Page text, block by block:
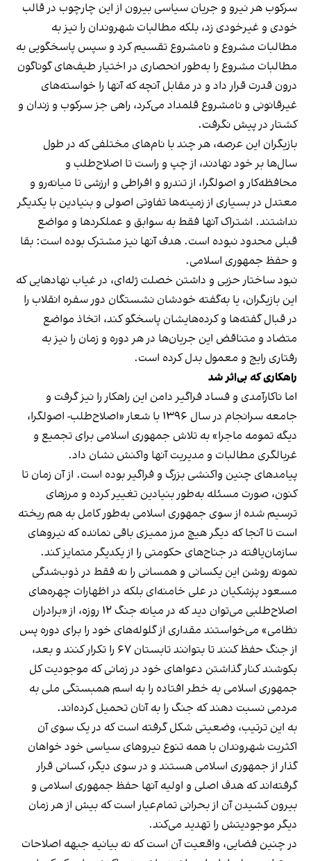
سرکوب هر نیرو و جریان سیاسی بیرون از این چارچوب در قالب
خودی و غیرخودی زد، بلکه مطالبات شهروندان را نیز به
مطالبات مشروع و نامشروع تقسیم کرد و سپس پاسخگویی به
مطالبات مشروع را به‌طور انحصاری در اختیار طیف‌های گوناگون
درون قدرت قرار داد و در مقابل آنچه که آنها را خواسته‌های
غیرقانونی و نامشروع قلمداد می‌کرد، راهی جز سرکوب و زندان و
کشتار در پیش نگرفت.
بازیگران این عرصه، هر چند با نام‌های مختلفی که در طول
سال‌ها بر خود نهادند، از چپ و راست تا اصلاح‌طلب و
محافظه‌کار و اصولگرا، از تندرو و افراطی و ارزشی تا میانه‌رو و
معتدل در بسیاری از زمینه‌ها تفاوتی اصولی و بنیادین با یکدیگر
نداشتند. اشتراک آنها فقط به سوابق و عملکردها و مواضع
قبلی محدود نبوده است. هدف آنها نیز مشترک بوده است: بقا
و حفظ جمهوری اسلامی.
نبود ساختار حزبی و داشتن خصلت ژله‌ای، در غیاب نهادهایی که
این بازیگران، یا به‌گفته خودشان نشستگان دور سفره انقلاب را
در قبال گفته‌ها و کرده‎‌هایشان پاسخگو کند، اتخاذ مواضع
متضاد و متناقض این جریان‌ها در هر دوره و زمان را نیز به
رفتاری رایج و معمول بدل کرده است.
راهکاری که بی‌اثر شد
اما ناکارآمدی و فساد فراگیر دامن این راهکار را نیز گرفت و
جامعه سرانجام در سال ۱۳۹۶ با شعار «اصلاح‌طلب- اصولگرا،
دیگه تمومه ماجرا» به تلاش جمهوری اسلامی برای تجمیع و
غربالگری مطالبات و مدیریت آنها واکنش نشان داد.
پیامدهای چنین واکنشی بزرگ و فراگیر بوده است. از آن زمان تا
کنون، صورت مسئله به‌طور بنیادین تغییر کرده و مرزهای
ترسیم شده از سوی جمهوری اسلامی به‌طور کامل به هم ریخته
است تا آنجا که دیگر هیچ مرز ممیزی باقی نمانده که نیروهای
سازمان‌یافته در جناح‌های حکومتی را از یکدیگر متمایز کند.
نمونه روشن این یکسانی و همسانی را نه فقط در ذوب‌شدگی
مسعود پزشکیان در علی خامنه‌ای بلکه در اظهارات چهره‌های
اصلاح‌طلبی می‌توان دید که در میانه جنگ ۱۲ روزه، از «برادران
نظامی» می‌خواستند مقداری از گلوله‌های خود را برای دوره پس
از جنگ حفظ کنند تا بتوانند تابستان ۶۷ را تکرار کنند و بعد،
بکوشند کنار گذاشتن دعواهای خود در زمانی که موجودیت کل
جمهوری اسلامی به خطر افتاده را به اسم همبستگی ملی به
مردمی نسبت دهند که جنگ را به آنان تحمیل کرده‌اند.
به این ترتیب، وضعیتی شکل گرفته است که در یک سوی آن
اکثریت شهروندان با همه تنوع نیروهای سیاسی خود خواهان
گذار از جمهوری اسلامی هستند و در سوی دیگر، کسانی قرار
گرفته‌اند که هدف اصلی و اولیه آنها حفظ جمهوری اسلامی و
بیرون کشیدن آن از بحرانی تمام‌عیار است که بیش از هر زمان
دیگر موجودیتش را تهدید می‌کند.
در چنین فضایی، واقعیت آن است که نه بیانیه جبهه اصلاحات